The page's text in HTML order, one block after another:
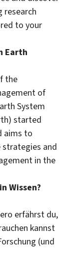
research
to your
Earth
the
of
System
started
aims to
and
in the
Wissen?
erfährst du,
kannst
(und